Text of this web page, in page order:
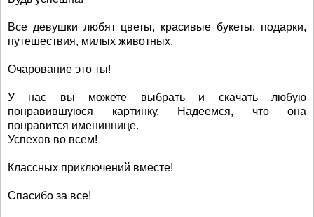
Все девушки любят цветы, красивые букеты, подарки,
путешествия, милых животных.
Очарование это ты!
У нас вы можете выбрать и скачать любую
понравившуюся картинку. Надеемся, что она
понравится имениннице.
Успехов во всем!
Классных приключений вместе!
Спасибо за все!